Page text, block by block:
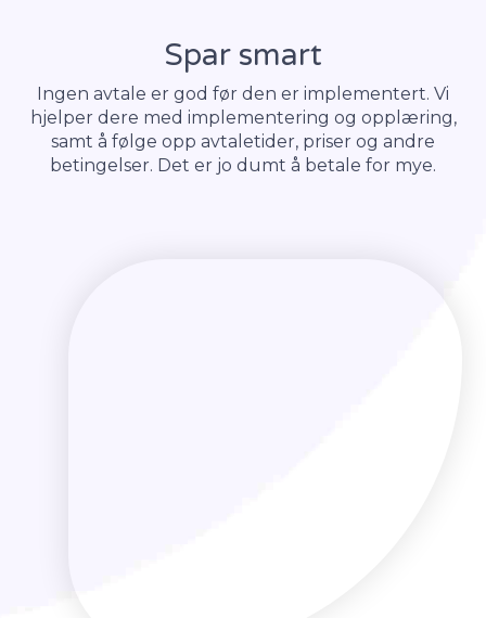
Spar smart
Ingen avtale er god før den er implementert. Vi
hjelper dere med implementering og opplæring,
samt å følge opp avtaletider, priser og andre
betingelser. Det er jo dumt å betale for mye.